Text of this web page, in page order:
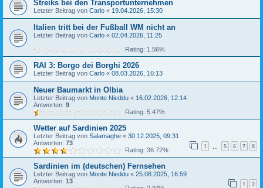
Streiks bei den Transportunternehmen
Letzter Beitrag von Carlo « 19.04.2026, 15:30
Italien tritt bei der Fußball WM nicht an
Letzter Beitrag von Carlo « 02.04.2026, 11:25
Rating: 1.56%
RAI 3: Borgo dei Borghi 2026
Letzter Beitrag von Carlo « 08.03.2026, 16:13
Neuer Baumarkt in Olbia
Letzter Beitrag von Monte Nieddu « 16.02.2026, 12:14
Antworten: 9
Rating: 5.47%
Wetter auf Sardinien 2025
Letzter Beitrag von Salamaghe « 30.12.2025, 09:31
Antworten: 73 1 5 6 7 8
Rating: 36.72%
Sardinien im (deutschen) Fernsehen
Letzter Beitrag von Monte Nieddu « 25.08.2025, 16:59
Antworten: 13 1 2